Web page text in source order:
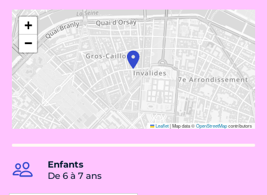
+
−
Leaflet|Map data ©OpenStreetMapcontributors
Enfants
De 6 à 7 ans